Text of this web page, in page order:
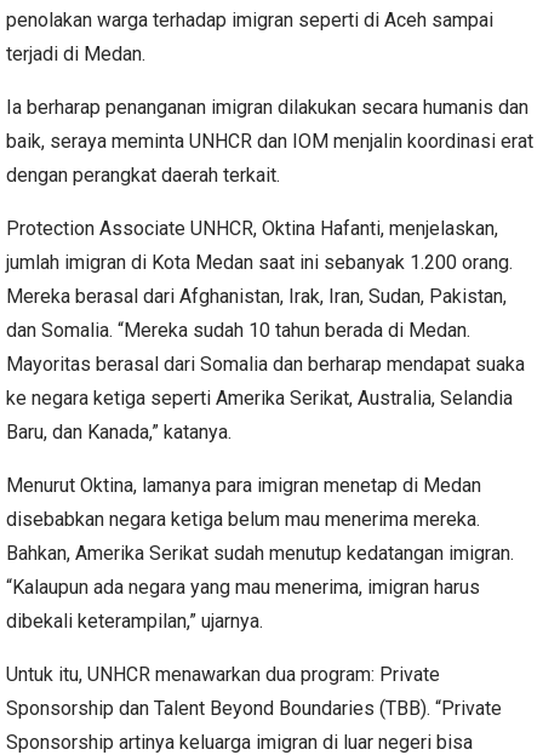
penolakan warga terhadap imigran seperti di Aceh sampai
terjadi di Medan.
Ia berharap penanganan imigran dilakukan secara humanis dan
baik, seraya meminta UNHCR dan IOM menjalin koordinasi erat
dengan perangkat daerah terkait.
Protection Associate UNHCR, Oktina Hafanti, menjelaskan,
jumlah imigran di Kota Medan saat ini sebanyak 1.200 orang.
Mereka berasal dari Afghanistan, Irak, Iran, Sudan, Pakistan,
dan Somalia. “Mereka sudah 10 tahun berada di Medan.
Mayoritas berasal dari Somalia dan berharap mendapat suaka
ke negara ketiga seperti Amerika Serikat, Australia, Selandia
Baru, dan Kanada,” katanya.
Menurut Oktina, lamanya para imigran menetap di Medan
disebabkan negara ketiga belum mau menerima mereka.
Bahkan, Amerika Serikat sudah menutup kedatangan imigran.
“Kalaupun ada negara yang mau menerima, imigran harus
dibekali keterampilan,” ujarnya.
Untuk itu, UNHCR menawarkan dua program: Private
Sponsorship dan Talent Beyond Boundaries (TBB). “Private
Sponsorship artinya keluarga imigran di luar negeri bisa